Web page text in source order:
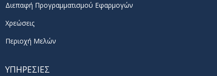
Διεπαφή Προγραμματισμού Εφαρμογών
Χρεώσεις
Περιοχή Μελών
ΥΠΗΡΕΣΙΕΣ